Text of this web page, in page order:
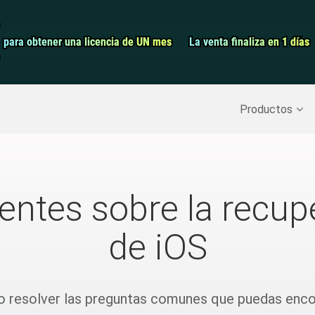
para obtener una licencia de UN mes
para obtener una licencia de UN mes La venta finaliza en 1 días
La venta finaliza en 1 días
Productos
Copia de seguridad del
sobre la
de iOS
resolver las preguntas comunes que puedas